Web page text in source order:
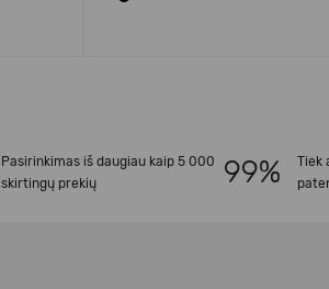
Pasirinkimas iš daugiau kaip 5 000
skirtingų prekių
Tiek